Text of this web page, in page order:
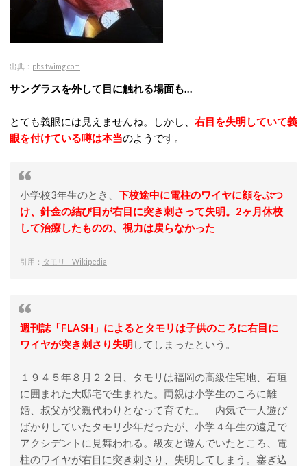
出典： pbs.twimg.com
サングラスを外して目に触れる場面も…
とても義眼には見えませんね。しかし、 右目を失明していて義
眼を付けている噂は本当のようです。
小学校3年生のとき、 下校途中に電柱のワイヤに顔をぶつ
け、針金の結び目が右目に突き刺さって失明。2ヶ月休校
して治療したものの、視力は戻らなかった
引用： タモリ – Wikipedia
週刊誌「FLASH」によるとタモリは子供のころに右目に
ワイヤが突き刺さり失明 してしまったという。
１９４５年８月２２日、タモリは福岡の高級住宅地、石垣
に囲まれた大邸宅で生まれた。両親は小学生のころに離
婚、叔父が父親代わりとなって育てた。 内気で一人遊び
ばかりしていたタモリ少年だったが、小学４年生の遠足で
アクシデントに見舞われる。級友と遊んでいたところ、電
柱のワイヤが右目に突き刺さり、失明してしまう。塞ぎ込